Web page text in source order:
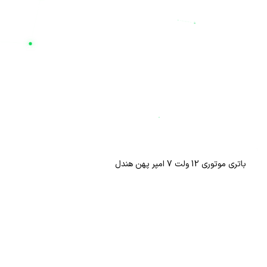
اگر برای دیتاسنترها، تجهیزات پزشکی، سیستم‌های امنیتی و یا
باتری موتوری 12 ولت 7 امپر پهن هندل